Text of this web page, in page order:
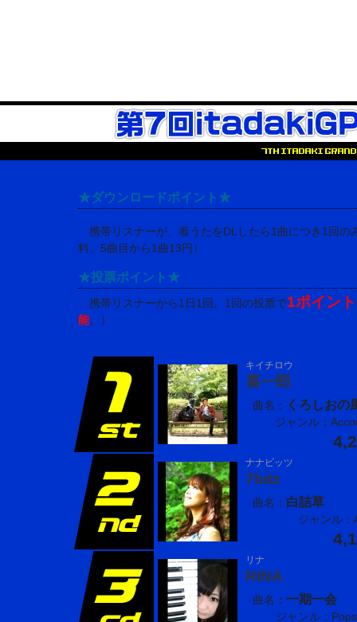
★ダウンロードポイント★
携帯リスナーが、着うたをDLしたら1曲につき1回の
料。5曲目から1曲13円）
★投票ポイント★
携帯リスナーから1日1回。1回の投票で1ポイント
能。）
キイチロウ
喜一郎
曲名： くろしおの
ジャンル：
ナナビッツ
7bitz
曲名： 白詰草
ジャンル
リナ
RINA
曲名： 一期一会
ジャンル：